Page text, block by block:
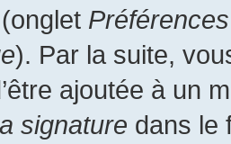
). Par la suite,
ajoutée à un
signature dans le